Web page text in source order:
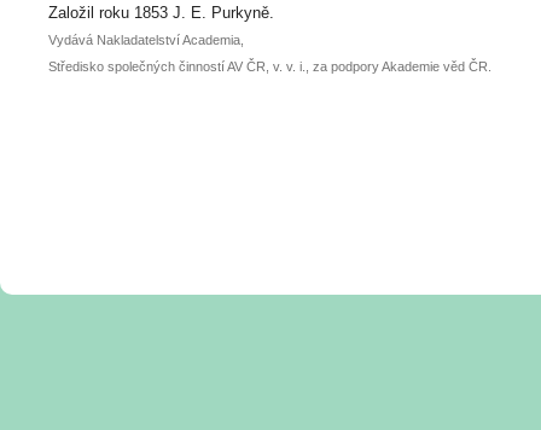
posteru je už 30. června.
Založil roku 1853 J. E. Purkyně.
Vydává Nakladatelství Academia,
Středisko společných činností AV ČR, v. v. i., za podpory Akademie věd ČR.